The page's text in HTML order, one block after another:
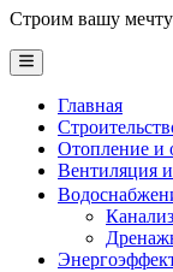
Строим вашу
Main
Menu
Главная
Отопление и
Вентиляция